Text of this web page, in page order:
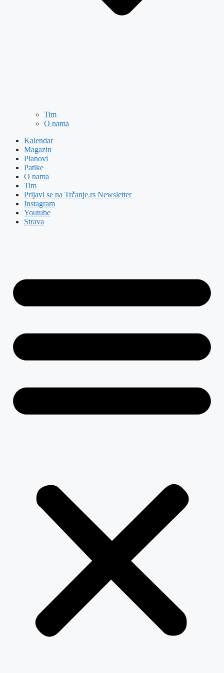
Tim
O nama
Kalendar
Magazin
Planovi
Patike
O nama
Tim
Prijavi se na Trčanje.rs Newsletter
Instagram
Youtube
Strava